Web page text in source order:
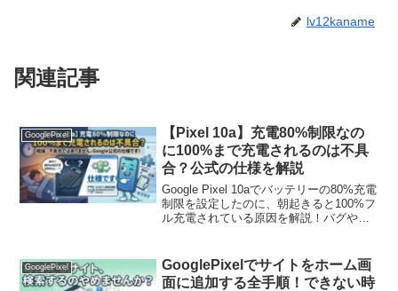
lv12kaname
関連記事
GooglePixel
【Pixel 10a】充電80%制限なの
に100%まで充電されるのは不具
合？公式の仕様を解説
Google Pixel 10aでバッテリーの80%充電
制限を設定したのに、朝起きると100%フ
ル充電されている原因を解説！バグや不
動で80%制限に戻る仕組みと安心の対処
法。
GooglePixel
GooglePixelでサイトをホーム画
面に追加する全手順！できない時